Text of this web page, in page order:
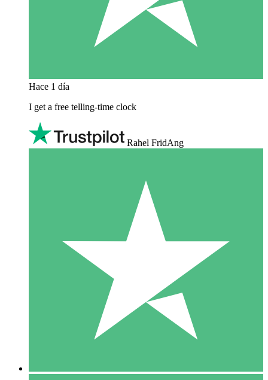
Hace 1 día
I get a free telling-time clock
Rahel FridAng